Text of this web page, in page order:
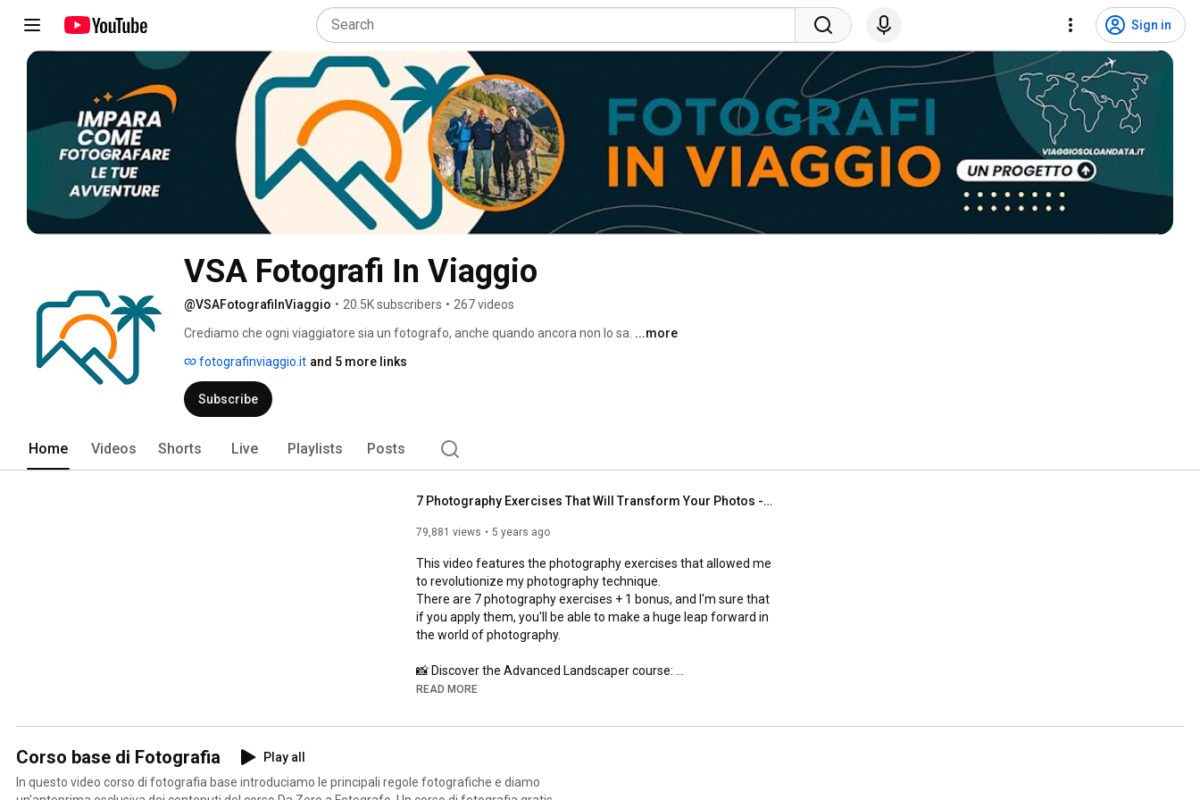
Sign in
VSA Fotografi In Viaggio
@VSAFotografiInViaggio • 20.5K subscribers • 267 videos
Crediamo che ogni viaggiatore sia un fotografo, anche quando ancora non lo sa. ...more
fotografinviaggio.it and 5 more links
Subscribe
Home Videos Shorts Live Playlists Posts
7 Photography Exercises That Will Transform Your Photos - Photography Exercises
79,881 views 5 years ago
This video features the photography exercises that allowed me
to revolutionize my photography technique.
There are 7 photography exercises + 1 bonus, and I'm sure that
if you apply them, you'll be able to make a huge leap forward in
the world of photography.
https://bit.ly/Paesaggista_Advanced_YT
https://bit.ly/YT-dazeroafotografo
READ MORE
Corso base di Fotografia
Play all
In questo video corso di fotografia base introduciamo le principali regole fotografiche e diamo